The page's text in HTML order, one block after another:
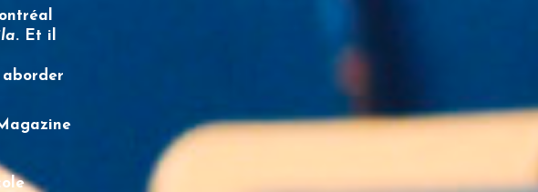
. Et il
aborder